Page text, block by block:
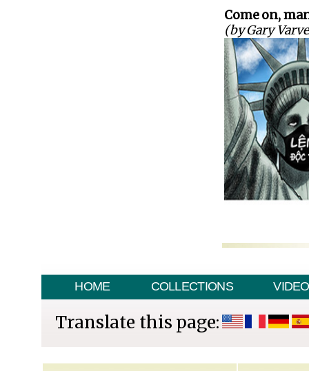
Come on,
(by Gary
HOME COLLECTIONS VIDEO
Translate this page: